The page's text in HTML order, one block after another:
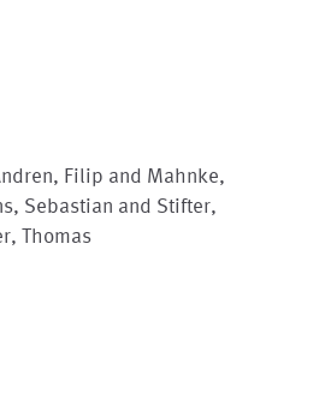
Filip and Mahnke,
Sebastian and Stifter,
Thomas